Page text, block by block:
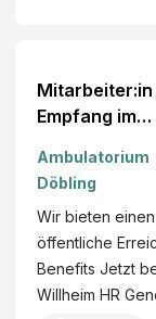
Mitarbeiter:in
Empfang im
Zentrum,
Medizin (m/w/
Ambulatorium
Döbling
Wir bieten
öffentliche
Benefits Jetzt
Willheim HR